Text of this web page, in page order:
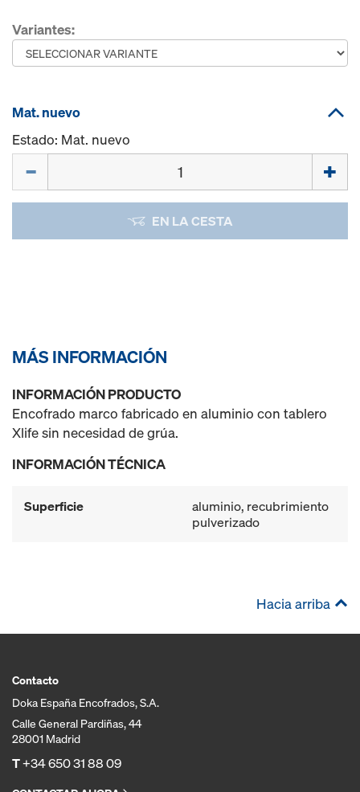
Variantes:
Mat. nuevo
Estado: Mat. nuevo
EN LA CESTA
MÁS INFORMACIÓN
INFORMACIÓN PRODUCTO
Encofrado marco fabricado en aluminio con tablero
Xlife sin necesidad de grúa.
INFORMACIÓN TÉCNICA
Superficie
aluminio, recubrimiento
pulverizado
Hacia arriba
Contacto
Doka España Encofrados, S.A.
Calle General Pardiñas, 44
28001 Madrid
T+34 650 31 88 09